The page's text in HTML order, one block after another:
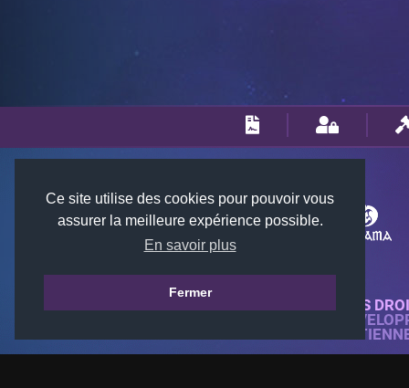
Ce site utilise des cookies pour pouvoir vous
assurer la meilleure expérience possible.
En savoir plus
Fermer
© 2018-2026 KTARENA. TOUS
SITE WEB ENTIÈREMENT
TOUTES LES IMAGES